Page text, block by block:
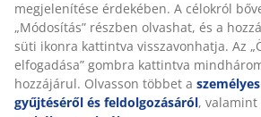
Értékelések
(9)
Marketing sütik elfogadásakor
adatait marketingpartnerekkel (pl.
személyre szabott és statikus hirdetések
érdekében. A célokról bővebben a
olvashat, és a hozzájárulását a süti